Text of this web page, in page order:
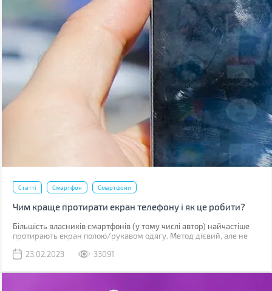
Статті Смартфон Смартфони
Чим краще протирати екран телефону і як це робити?
Більшість власників смартфонів (у тому числі автор) найчастіше
протирають екран полою/рукавом одягу. Метод дієвий, але не
уважно придивитесь до дисплея, скоріше за все побачите
очищення.
23.02.2023 33091